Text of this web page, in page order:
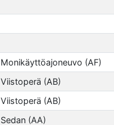
Monikäyttöajoneuvo (AF)
Viistoperä (AB)
Viistoperä (AB)
Sedan (AA)